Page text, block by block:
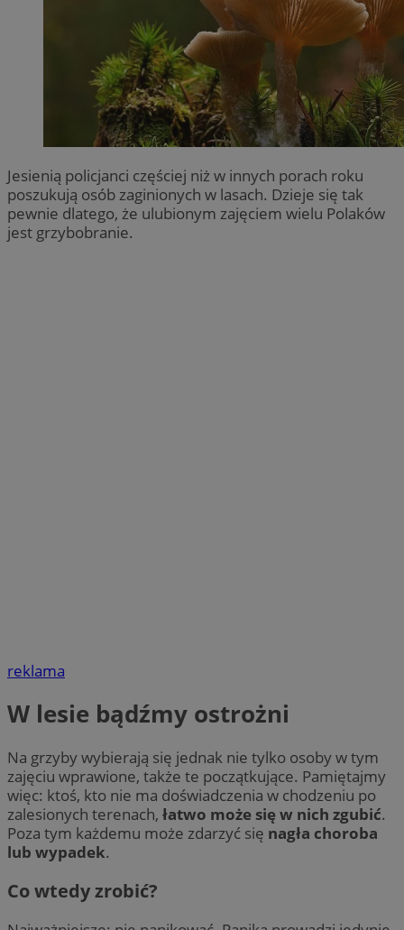
Jesienią policjanci częściej niż w innych porach roku
poszukują osób zaginionych w lasach. Dzieje się tak
pewnie dlatego, że ulubionym zajęciem wielu Polaków
jest grzybobranie.
reklama
W lesie bądźmy ostrożni
Na grzyby wybierają się jednak nie tylko osoby w tym
zajęciu wprawione, także te początkujące. Pamiętajmy
więc: ktoś, kto nie ma doświadczenia w chodzeniu po
zalesionych terenach, łatwo może się w nich zgubić.
Poza tym każdemu może zdarzyć się nagła choroba
lub wypadek.
Co wtedy zrobić?